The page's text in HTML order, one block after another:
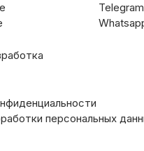
Telegram
персональных